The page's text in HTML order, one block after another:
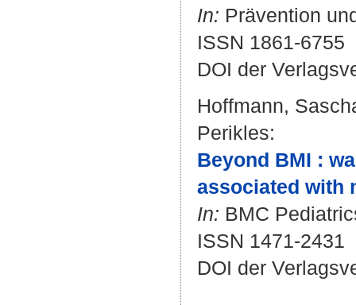
In: Prävention
ISSN 1861-6755
DOI der
Hoffmann,
Perikles:
Beyond BMI :
associated with
In: BMC
ISSN 1471-2431
DOI der